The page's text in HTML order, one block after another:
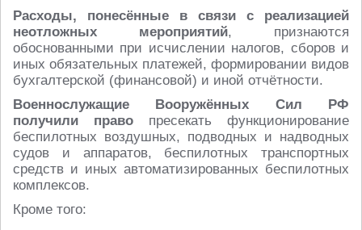
Расходы, понесённые в связи с реализацией
неотложных мероприятий, признаются
обоснованными при исчислении налогов, сборов и
иных обязательных платежей, формировании видов
бухгалтерской (финансовой) и иной отчётности.
Военнослужащие Вооружённых Сил РФ
получили право пресекать функционирование
беспилотных воздушных, подводных и надводных
судов и аппаратов, беспилотных транспортных
средств и иных автоматизированных беспилотных
комплексов.
Кроме того: